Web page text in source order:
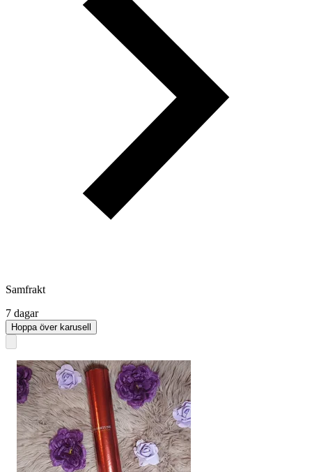
Samfrakt
7 dagar
Hoppa över karusell